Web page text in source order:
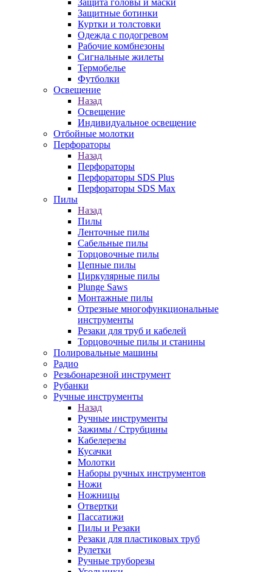
Защита головы и маски
Защитные ботинки
Куртки и толстовки
Одежда с подогревом
Рабочие комбнезоны
Сигнальные жилеты
Термобелье
Футболки
Освещение
Назад
Освещение
Индивидуальное освещение
Отбойные молотки
Перфораторы
Назад
Перфораторы
Перфораторы SDS Plus
Перфораторы SDS Max
Пилы
Назад
Пилы
Ленточные пилы
Сабельные пилы
Торцовочные пилы
Цепные пилы
Циркулярные пилы
Plunge Saws
Монтажные пилы
Отрезные многофункциональные
инструменты
Резаки для труб и кабелей
Торцовочные пилы и станины
Полировальные машины
Радио
Резьбонарезной инструмент
Рубанки
Ручные инструменты
Назад
Ручные инструменты
Зажимы / Струбцины
Кабелерезы
Кусачки
Молотки
Наборы ручных инструментов
Ножи
Ножницы
Отвертки
Пассатижи
Пилы и Резаки
Резаки для пластиковых труб
Рулетки
Ручные труборезы